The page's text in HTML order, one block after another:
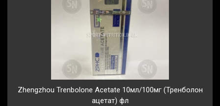
Zhengzhou Trenbolone Acetate 10мл/100мг (Тренболон
ацетат) фл